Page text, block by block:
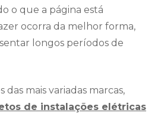
o que a página está
ocorra da melhor forma,
longos períodos de
das mais variadas marcas,
de instalações elétricas